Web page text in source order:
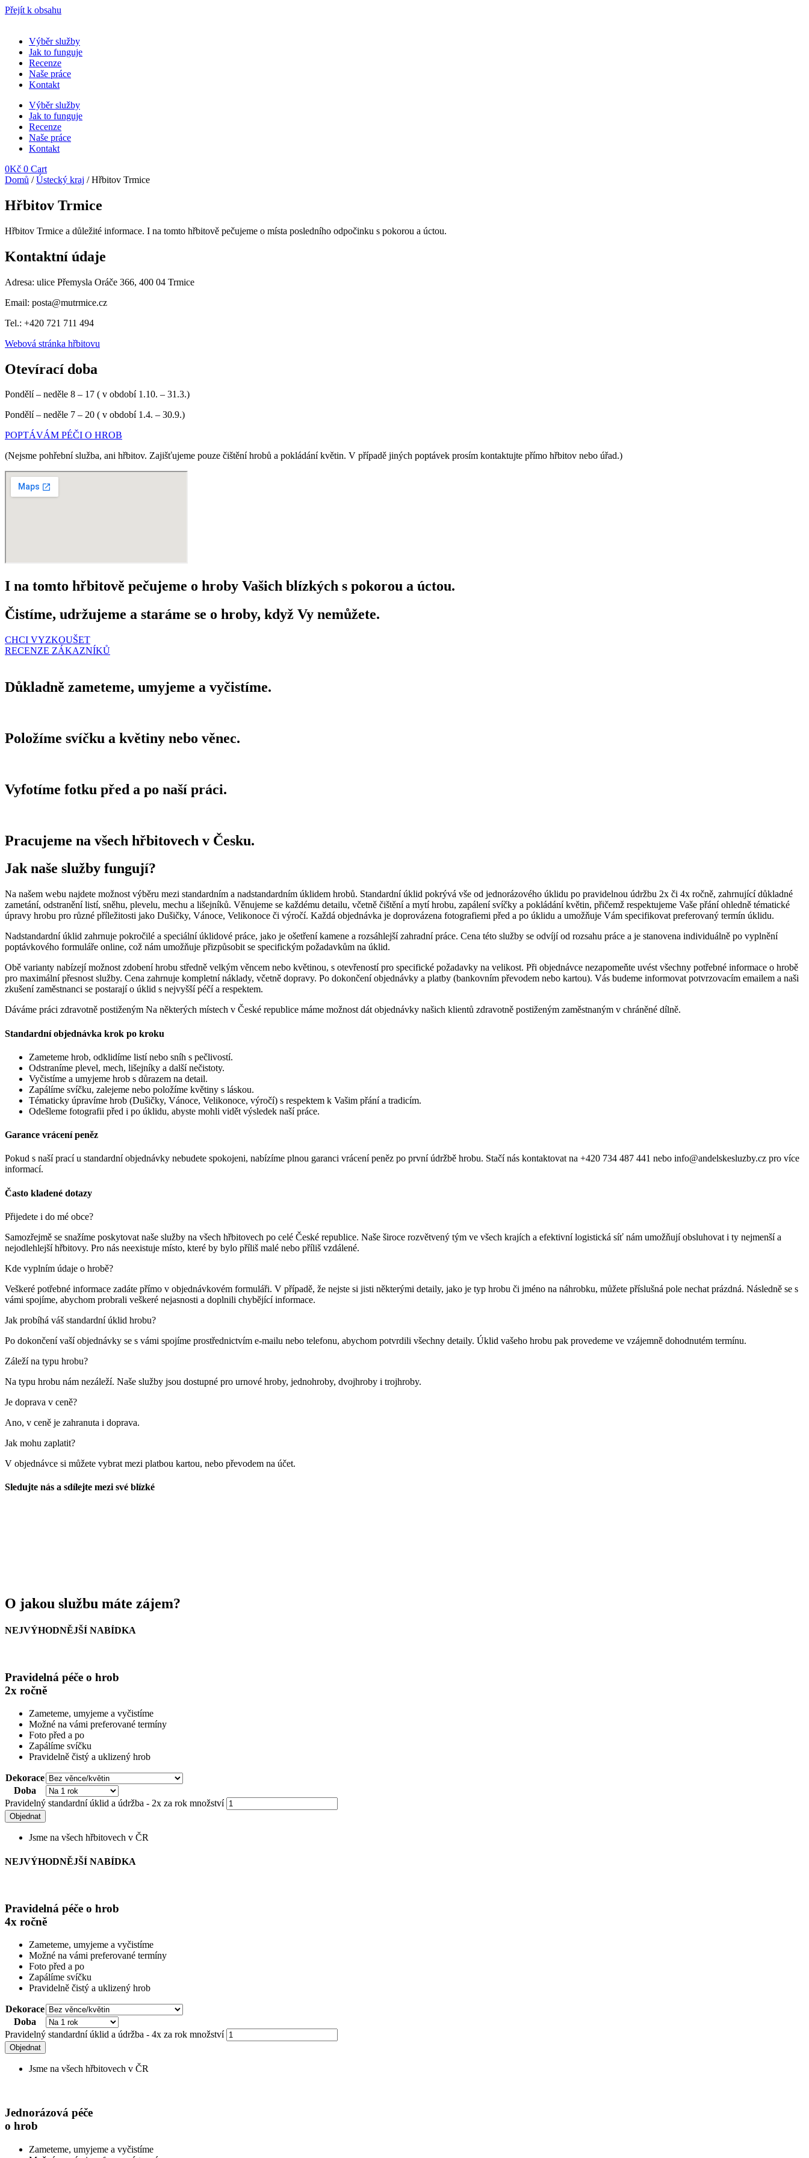
Přejít k obsahu
Výběr služby
Jak to funguje
Recenze
Naše práce
Kontakt
Výběr služby
Jak to funguje
Recenze
Naše práce
Kontakt
0Kč 0 Cart
Domů /Ústecký kraj / Hřbitov Trmice
Hřbitov Trmice
Hřbitov Trmice a důležité informace. I na tomto hřbitově pečujeme o místa posledního odpočinku s pokorou a úctou.
Kontaktní údaje
Adresa: ulice Přemysla Oráče 366, 400 04 Trmice
Email: posta@mutrmice.cz
Tel.: +420 721 711 494
Webová stránka hřbitovu
Otevírací doba
Pondělí – neděle 8 – 17 ( v období 1.10. – 31.3.)
Pondělí – neděle 7 – 20 ( v období 1.4. – 30.9.)
POPTÁVÁM PÉČI O HROB
(Nejsme pohřební služba, ani hřbitov. Zajišťujeme pouze čištění hrobů a pokládání květin. V případě jiných poptávek prosím kontaktujte přímo hřbitov nebo úřad.)
I na tomto hřbitově pečujeme o hroby Vašich blízkých s pokorou a úctou.
Čistíme, udržujeme a staráme se o hroby, když Vy nemůžete.
CHCI VYZKOUŠET
RECENZE ZÁKAZNÍKŮ
Důkladně zameteme, umyjeme a vyčistíme.
Položíme svíčku a květiny nebo věnec.
Vyfotíme fotku před a po naší práci.
Pracujeme na všech hřbitovech v Česku.
Jak naše služby fungují?
Na našem webu najdete možnost výběru mezi standardním a nadstandardním úklidem hrobů. Standardní úklid pokrývá vše od jednorázového úklidu po pravidelnou údržbu 2x či 4x ročně, zahrnující důkladné
zametání, odstranění listí, sněhu, plevelu, mechu a lišejníků. Věnujeme se každému detailu, včetně čištění a mytí hrobu, zapálení svíčky a pokládání květin, přičemž respektujeme Vaše přání ohledně tématické
úpravy hrobu pro různé příležitosti jako Dušičky, Vánoce, Velikonoce či výročí. Každá objednávka je doprovázena fotografiemi před a po úklidu a umožňuje Vám specifikovat preferovaný termín úklidu.
Nadstandardní úklid zahrnuje pokročilé a speciální úklidové práce, jako je ošetření kamene a rozsáhlejší zahradní práce. Cena této služby se odvíjí od rozsahu práce a je stanovena individuálně po vyplnění
poptávkového formuláře online, což nám umožňuje přizpůsobit se specifickým požadavkům na úklid.
Obě varianty nabízejí možnost zdobení hrobu středně velkým věncem nebo květinou, s otevřeností pro specifické požadavky na velikost. Při objednávce nezapomeňte uvést všechny potřebné informace o hrobě
pro maximální přesnost služby. Cena zahrnuje kompletní náklady, včetně dopravy. Po dokončení objednávky a platby (bankovním převodem nebo kartou). Vás budeme informovat potvrzovacím emailem a naši
zkušení zaměstnanci se postarají o úklid s nejvyšší péčí a respektem.
Dáváme práci zdravotně postiženým Na některých místech v České republice máme možnost dát objednávky našich klientů zdravotně postiženým zaměstnaným v chráněné dílně.
Standardní objednávka krok po kroku
Zameteme hrob, odklidíme listí nebo sníh s pečlivostí.
Odstraníme plevel, mech, lišejníky a další nečistoty.
Vyčistíme a umyjeme hrob s důrazem na detail.
Zapálíme svíčku, zalejeme nebo položíme květiny s láskou.
Tématicky úpravíme hrob (Dušičky, Vánoce, Velikonoce, výročí) s respektem k Vašim přání a tradicím.
Odešleme fotografii před i po úklidu, abyste mohli vidět výsledek naší práce.
Garance vrácení peněz
Pokud s naší prací u standardní objednávky nebudete spokojeni, nabízíme plnou garanci vrácení peněz po první údržbě hrobu. Stačí nás kontaktovat na +420 734 487 441 nebo info@andelskesluzby.cz pro více
informací.
Často kladené dotazy
Přijedete i do mé obce?
Samozřejmě se snažíme poskytovat naše služby na všech hřbitovech po celé České republice. Naše široce rozvětvený tým ve všech krajích a efektivní logistická síť nám umožňují obsluhovat i ty nejmenší a
nejodlehlejší hřbitovy. Pro nás neexistuje místo, které by bylo příliš malé nebo příliš vzdálené.
Kde vyplním údaje o hrobě?
Veškeré potřebné informace zadáte přímo v objednávkovém formuláři. V případě, že nejste si jisti některými detaily, jako je typ hrobu či jméno na náhrobku, můžete příslušná pole nechat prázdná. Následně se s
vámi spojíme, abychom probrali veškeré nejasnosti a doplnili chybějící informace.
Jak probíhá váš standardní úklid hrobu?
Po dokončení vaší objednávky se s vámi spojíme prostřednictvím e-mailu nebo telefonu, abychom potvrdili všechny detaily. Úklid vašeho hrobu pak provedeme ve vzájemně dohodnutém termínu.
Záleží na typu hrobu?
Na typu hrobu nám nezáleží. Naše služby jsou dostupné pro urnové hroby, jednohroby, dvojhroby i trojhroby.
Je doprava v ceně?
Ano, v ceně je zahranuta i doprava.
Jak mohu zaplatit?
V objednávce si můžete vybrat mezi platbou kartou, nebo převodem na účet.
Sledujte nás a sdílejte mezi své blízké
O jakou službu máte zájem?
NEJVÝHODNĚJŠÍ NABÍDKA
Pravidelná péče o hrob
2x ročně
Zameteme, umyjeme a vyčistíme
Možné na vámi preferované termíny
Foto před a po
Zapálíme svíčku
Pravidelně čistý a uklizený hrob
Dekorace
Doba
Pravidelný standardní úklid a údržba - 2x za rok množství
Objednat
Jsme na všech hřbitovech v ČR
NEJVÝHODNĚJŠÍ NABÍDKA
Pravidelná péče o hrob
4x ročně
Zameteme, umyjeme a vyčistíme
Možné na vámi preferované termíny
Foto před a po
Zapálíme svíčku
Pravidelně čistý a uklizený hrob
Dekorace
Doba
Pravidelný standardní úklid a údržba - 4x za rok množství
Objednat
Jsme na všech hřbitovech v ČR
Jednorázová péče
o hrob
Zameteme, umyjeme a vyčistíme